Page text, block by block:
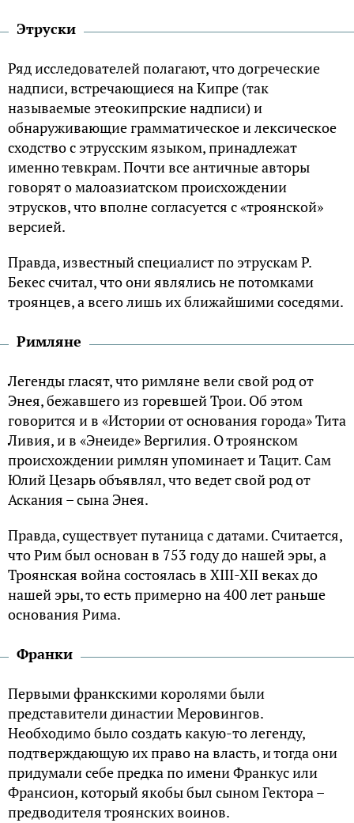
Этруски
Ряд исследователей полагают, что догреческие
надписи, встречающиеся на Кипре (так
называемые этеокипрские надписи) и
обнаруживающие грамматическое и лексическое
сходство с этрусским языком, принадлежат
именно тевкрам. Почти все античные авторы
говорят о малоазиатском происхождении
этрусков, что вполне согласуется с «троянской»
версией.
Правда, известный специалист по этрускам Р.
Бекес считал, что они являлись не потомками
троянцев, а всего лишь их ближайшими соседями.
Римляне
Легенды гласят, что римляне вели свой род от
Энея, бежавшего из горевшей Трои. Об этом
говорится и в «Истории от основания города» Тита
Ливия, и в «Энеиде» Вергилия. О троянском
происхождении римлян упоминает и Тацит. Сам
Юлий Цезарь объявлял, что ведет свой род от
Аскания – сына Энея.
Правда, существует путаница с датами. Считается,
что Рим был основан в 753 году до нашей эры, а
Троянская война состоялась в XIII-XII веках до
нашей эры, то есть примерно на 400 лет раньше
основания Рима.
Франки
Первыми франкскими королями были
представители династии Меровингов.
Необходимо было создать какую-то легенду,
подтверждающую их право на власть, и тогда они
придумали себе предка по имени Франкус или
Франсион, который якобы был сыном Гектора –
предводителя троянских воинов.